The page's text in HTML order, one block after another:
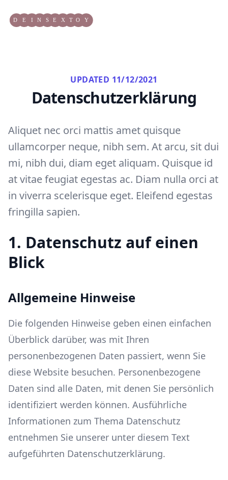
Workflow
UPDATED 11/12/2021
Datenschutz­erklärung
Aliquet nec orci mattis amet quisque
ullamcorper neque, nibh sem. At arcu, sit dui
mi, nibh dui, diam eget aliquam. Quisque id
at vitae feugiat egestas ac. Diam nulla orci at
in viverra scelerisque eget. Eleifend egestas
fringilla sapien.
1. Datenschutz auf einen
Blick
Allgemeine Hinweise
Die folgenden Hinweise geben einen einfachen
Überblick darüber, was mit Ihren
personenbezogenen Daten passiert, wenn Sie
diese Website besuchen. Personenbezogene
Daten sind alle Daten, mit denen Sie persönlich
identifiziert werden können. Ausführliche
Informationen zum Thema Datenschutz
entnehmen Sie unserer unter diesem Text
aufgeführten Datenschutzerklärung.